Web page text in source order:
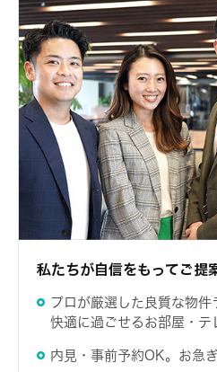
603 6階
22.64㎡
お問い合わせ
802 8階
25.84㎡
お問い合わせ
803 8階
私たちが自信をもってご提
プロが厳選した良質な物件
快適に過ごせるお部屋・テ
内見・事前予約OK。お急